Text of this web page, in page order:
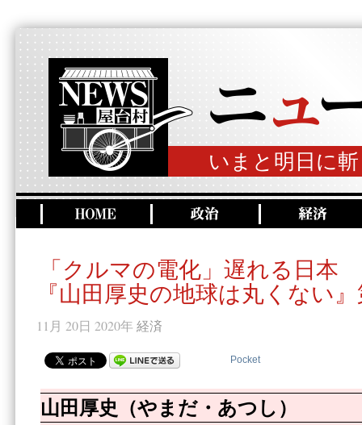
いまと明日に
「クルマの電化」遅れる日本
『山田厚史の地球は丸くない
11月 20日 2020年 経済
Pocket
山田厚史（やまだ・あつし）